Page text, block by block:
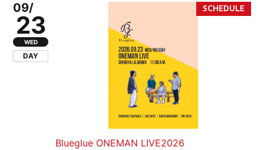
09/
23
WED
DAY
Blueglue ONEMAN LIVE2026